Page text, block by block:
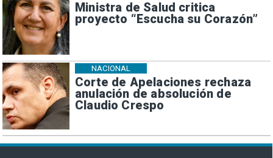
Ministra de Salud critica
proyecto “Escucha su Corazón”
Corte de Apelaciones rechaza
anulación de absolución de
Claudio Crespo
NACIONAL